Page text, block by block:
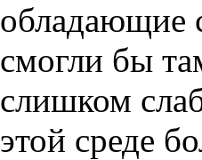
обладающие
смогли бы
слишком
этой среде